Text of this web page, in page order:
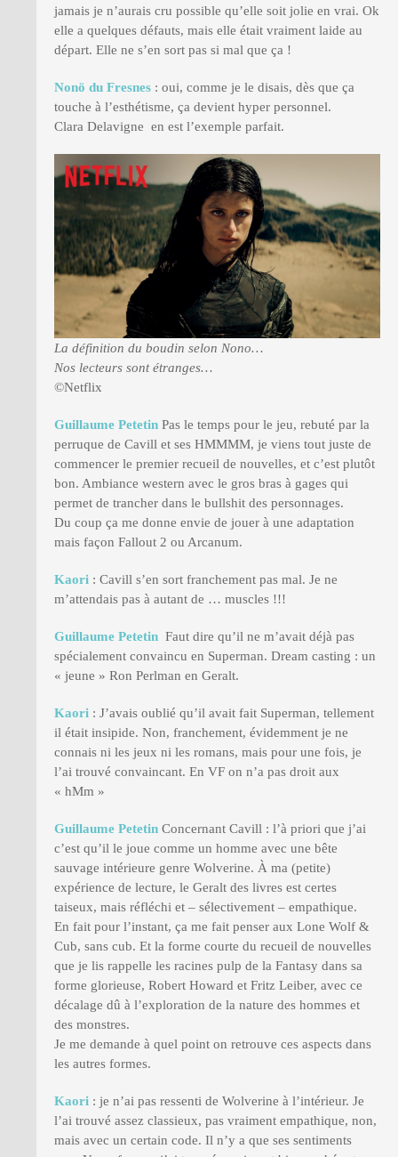
jamais je n’aurais cru possible qu’elle soit jolie en vrai. Ok
elle a quelques défauts, mais elle était vraiment laide au
départ. Elle ne s’en sort pas si mal que ça !
Nonö du Fresnes : oui, comme je le disais, dès que ça
touche à l’esthétisme, ça devient hyper personnel.
Clara Delavigne en est l’exemple parfait.
La définition du boudin selon Nono…
Nos lecteurs sont étranges…
©Netflix
Guillaume Petetin Pas le temps pour le jeu, rebuté par la
perruque de Cavill et ses HMMMM, je viens tout juste de
commencer le premier recueil de nouvelles, et c’est plutôt
bon. Ambiance western avec le gros bras à gages qui
permet de trancher dans le bullshit des personnages.
Du coup ça me donne envie de jouer à une adaptation
mais façon Fallout 2 ou Arcanum.
Kaori : Cavill s’en sort franchement pas mal. Je ne
m’attendais pas à autant de … muscles !!!
Guillaume Petetin Faut dire qu’il ne m’avait déjà pas
spécialement convaincu en Superman. Dream casting : un
« jeune » Ron Perlman en Geralt.
Kaori : J’avais oublié qu’il avait fait Superman, tellement
il était insipide. Non, franchement, évidemment je ne
connais ni les jeux ni les romans, mais pour une fois, je
l’ai trouvé convaincant. En VF on n’a pas droit aux
« hMm »
Guillaume Petetin Concernant Cavill : l’à priori que j’ai
c’est qu’il le joue comme un homme avec une bête
sauvage intérieure genre Wolverine. À ma (petite)
expérience de lecture, le Geralt des livres est certes
taiseux, mais réfléchi et – sélectivement – empathique.
En fait pour l’instant, ça me fait penser aux Lone Wolf &
Cub, sans cub. Et la forme courte du recueil de nouvelles
que je lis rappelle les racines pulp de la Fantasy dans sa
forme glorieuse, Robert Howard et Fritz Leiber, avec ce
décalage dû à l’exploration de la nature des hommes et
des monstres.
Je me demande à quel point on retrouve ces aspects dans
les autres formes.
Kaori : je n’ai pas ressenti de Wolverine à l’intérieur. Je
l’ai trouvé assez classieux, pas vraiment empathique, non,
mais avec un certain code. Il n’y a que ses sentiments